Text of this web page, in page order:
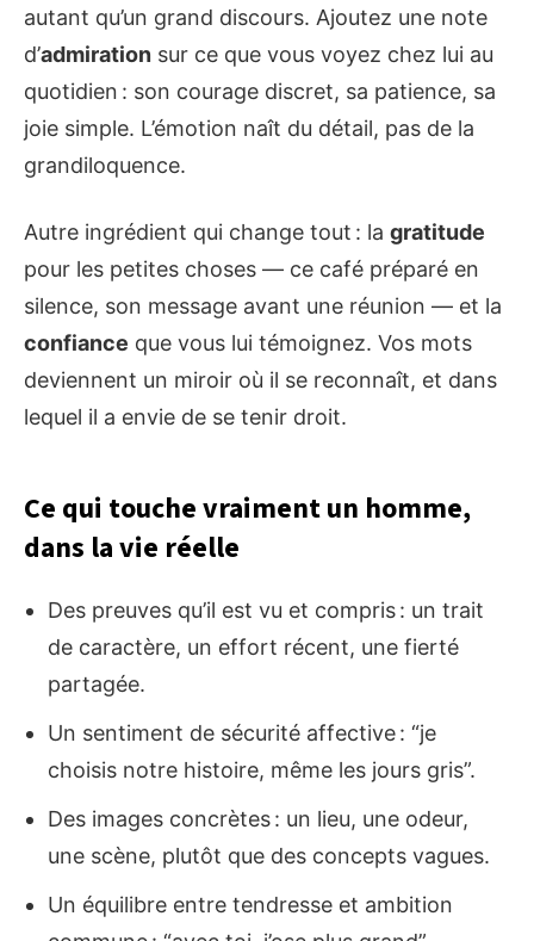
autant qu’un grand discours. Ajoutez une note
d’admiration sur ce que vous voyez chez lui au
quotidien : son courage discret, sa patience, sa
joie simple. L’émotion naît du détail, pas de la
grandiloquence.
Autre ingrédient qui change tout : la gratitude
pour les petites choses — ce café préparé en
silence, son message avant une réunion — et la
confiance que vous lui témoignez. Vos mots
deviennent un miroir où il se reconnaît, et dans
lequel il a envie de se tenir droit.
Ce qui touche vraiment un homme,
dans la vie réelle
Des preuves qu’il est vu et compris : un trait
de caractère, un effort récent, une fierté
partagée.
Un sentiment de sécurité affective : “je
choisis notre histoire, même les jours gris”.
Des images concrètes : un lieu, une odeur,
une scène, plutôt que des concepts vagues.
Un équilibre entre tendresse et ambition